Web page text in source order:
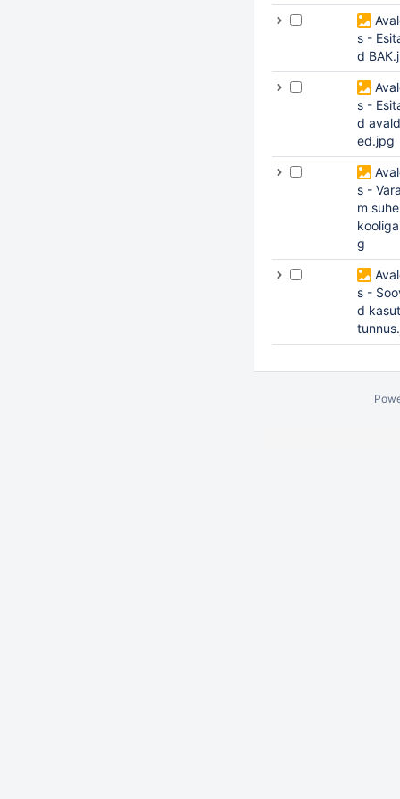
s -
d
s -
d
ed.jpg
s -
m
g
s -
d